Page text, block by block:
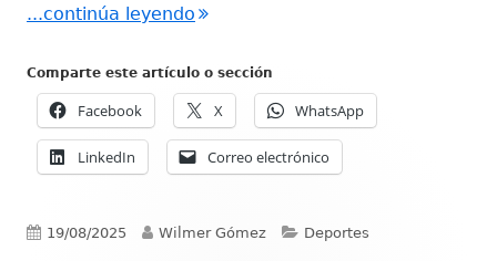
...continúa leyendo "Deporte Sin Límites: un
Comparte este artículo o sección
Facebook X WhatsApp
LinkedIn Correo electrónico
Publicado
19/08/2025 Autor
Wilmer Gómez Categorías
Deportes